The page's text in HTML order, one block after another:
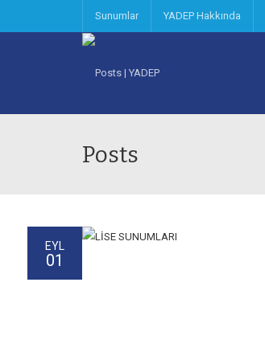
Sunumlar YADEP Hakkında
Posts
EYL
01